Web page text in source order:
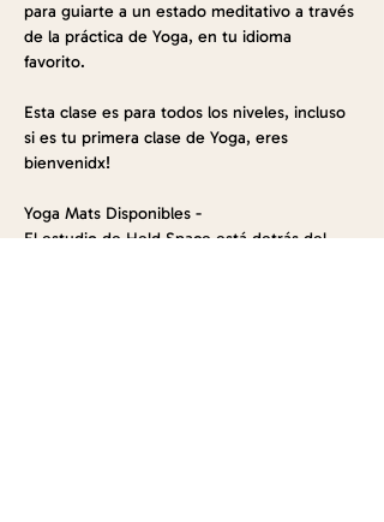
para guiarte a un estado meditativo a través
de la práctica de Yoga, en tu idioma
favorito.
Esta clase es para todos los niveles, incluso
si es tu primera clase de Yoga, eres
bienvenidx!
Yoga Mats Disponibles -
El estudio de Held Space está detrás del